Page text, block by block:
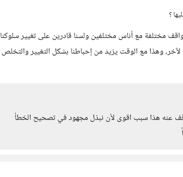
؟
مختلفة مع أناس مختلفين ولسنا قادرين على تغيير سلوكنا
وهذا مع الوقت يزيد من إحباطنا بشكل التغيير والتخلص
عنه هذا سبب اقوى لأن نبذل مجهود في تصحيح الخطأ